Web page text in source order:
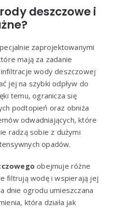
deszczowe i
zaprojektowanymi
mają za zadanie
wody deszczowej
jej na szybki odpływ do
temu, ogranicza się
podtopień oraz obniża
odwadniających, które
radzą sobie z dużymi
opadów.
obejmuje różne
filtrują wodę i wspierają jej
dnie ogrodu umieszczana
która działa jak